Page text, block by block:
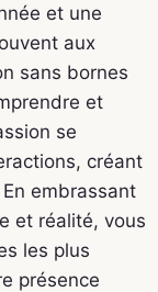
et une
aux
sans bornes
et
se
créant
embrassant
et réalité, vous
les plus
présence